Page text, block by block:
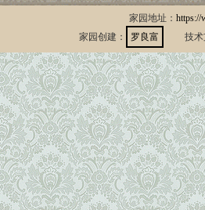
家园地址： https://
家园创建：
罗良富 技术